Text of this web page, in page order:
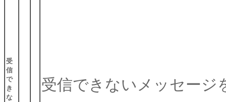
受
信
で
き
な
受信できないメッセージ